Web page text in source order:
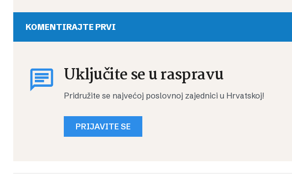
KOMENTIRAJTE PRVI
Uključite se u raspravu
Pridružite se najvećoj poslovnoj zajednici u Hrvatskoj!
PRIJAVITE SE